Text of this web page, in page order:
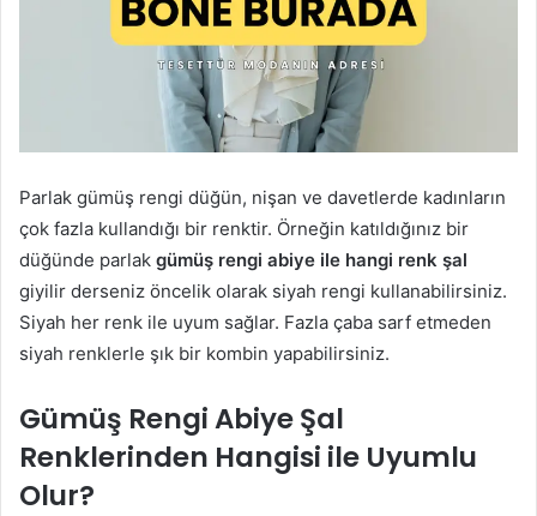
Parlak gümüş rengi düğün, nişan ve davetlerde kadınların
çok fazla kullandığı bir renktir. Örneğin katıldığınız bir
düğünde parlak gümüş rengi abiye ile hangi renk şal
giyilir derseniz öncelik olarak siyah rengi kullanabilirsiniz.
Siyah her renk ile uyum sağlar. Fazla çaba sarf etmeden
siyah renklerle şık bir kombin yapabilirsiniz.
Gümüş Rengi Abiye Şal
Renklerinden Hangisi ile Uyumlu
Olur?